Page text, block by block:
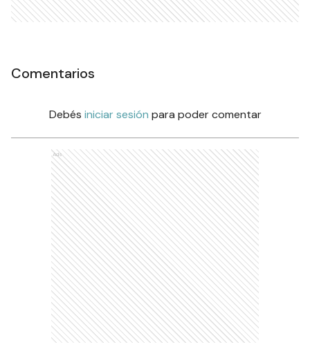
Comentarios
Debés iniciar sesión para poder comentar
Ads